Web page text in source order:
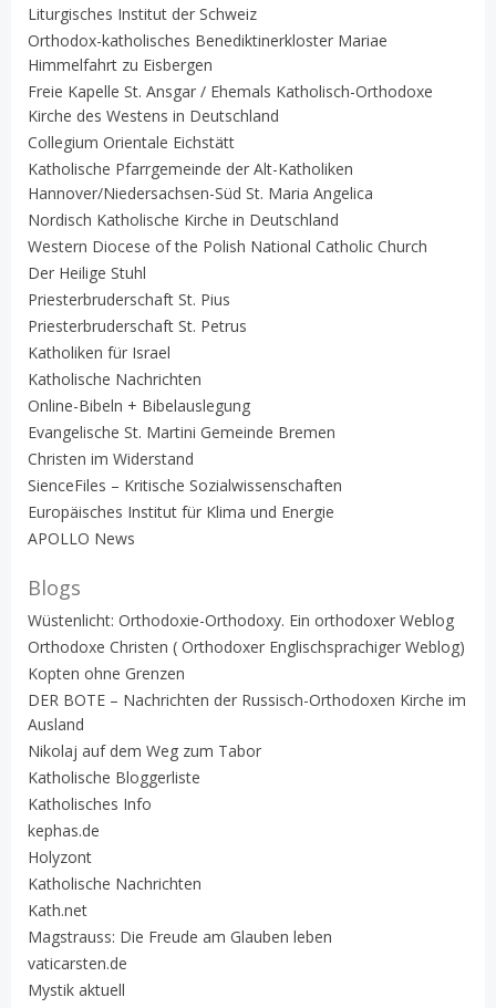
Liturgisches Institut der Schweiz
Orthodox-katholisches Benediktinerkloster Mariae
Himmelfahrt zu Eisbergen
Freie Kapelle St. Ansgar / Ehemals Katholisch-Orthodoxe
Kirche des Westens in Deutschland
Collegium Orientale Eichstätt
Katholische Pfarrgemeinde der Alt-Katholiken
Hannover/Niedersachsen-Süd St. Maria Angelica
Nordisch Katholische Kirche in Deutschland
Western Diocese of the Polish National Catholic Church
Der Heilige Stuhl
Priesterbruderschaft St. Pius
Priesterbruderschaft St. Petrus
Katholiken für Israel
Katholische Nachrichten
Online-Bibeln + Bibelauslegung
Evangelische St. Martini Gemeinde Bremen
Christen im Widerstand
SienceFiles – Kritische Sozialwissenschaften
Europäisches Institut für Klima und Energie
APOLLO News
Blogs
Wüstenlicht: Orthodoxie-Orthodoxy. Ein orthodoxer Weblog
Orthodoxe Christen ( Orthodoxer Englischsprachiger Weblog)
Kopten ohne Grenzen
DER BOTE – Nachrichten der Russisch-Orthodoxen Kirche im
Ausland
Nikolaj auf dem Weg zum Tabor
Katholische Bloggerliste
Katholisches Info
kephas.de
Holyzont
Katholische Nachrichten
Kath.net
Magstrauss: Die Freude am Glauben leben
vaticarsten.de
Mystik aktuell